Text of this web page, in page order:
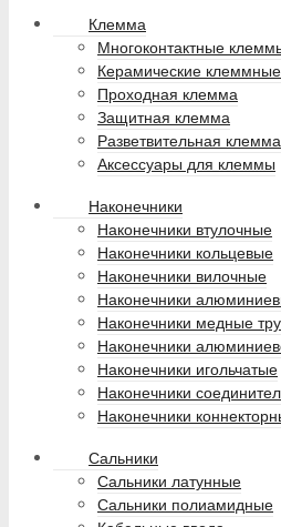
Клемма
Многоконтактные
Керамические
Проходная клемма
Защитная клемма
Разветвительная клемма
Аксессуары для клеммы
Наконечники
Наконечники втулочные
Наконечники кольцевые
Наконечники вилочные
Наконечники
Наконечники медные
Наконечники
Наконечники игольчатые
Наконечники
Наконечники
Сальники
Сальники латунные
Сальники полиамидные